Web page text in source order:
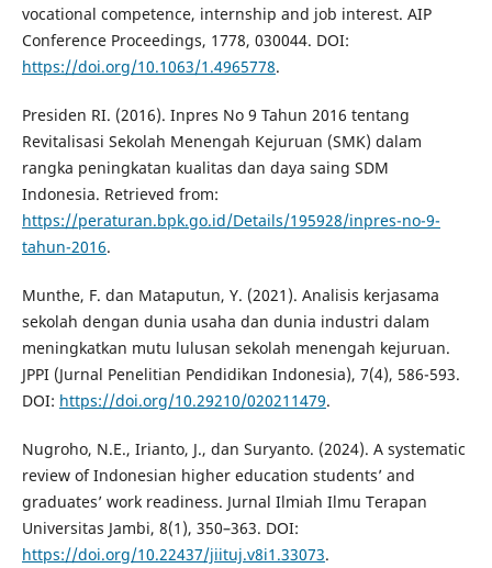
vocational competence, internship and job interest. AIP
Conference Proceedings, 1778, 030044. DOI:
https://doi.org/10.1063/1.4965778.
Presiden RI. (2016). Inpres No 9 Tahun 2016 tentang
Revitalisasi Sekolah Menengah Kejuruan (SMK) dalam
rangka peningkatan kualitas dan daya saing SDM
Indonesia. Retrieved from:
https://peraturan.bpk.go.id/Details/195928/inpres-no-9-
tahun-2016.
Munthe, F. dan Mataputun, Y. (2021). Analisis kerjasama
sekolah dengan dunia usaha dan dunia industri dalam
meningkatkan mutu lulusan sekolah menengah kejuruan.
JPPI (Jurnal Penelitian Pendidikan Indonesia), 7(4), 586-593.
DOI: https://doi.org/10.29210/020211479.
Nugroho, N.E., Irianto, J., dan Suryanto. (2024). A systematic
review of Indonesian higher education students’ and
graduates’ work readiness. Jurnal Ilmiah Ilmu Terapan
Universitas Jambi, 8(1), 350–363. DOI:
https://doi.org/10.22437/jiituj.v8i1.33073.